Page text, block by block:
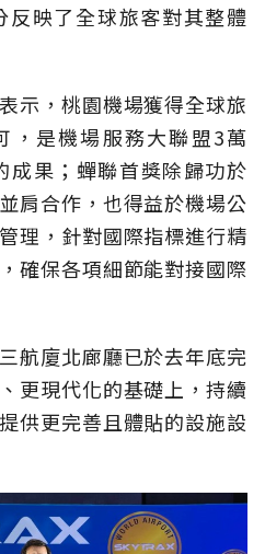
反映了全球旅客對其整體
示，桃園機場獲得全球旅
，是機場服務大聯盟3萬
成果；蟬聯首獎除歸功於
肩合作，也得益於機場公
理，針對國際指標進行精
確保各項細節能對接國際
航廈北廊廳已於去年底完
更現代化的基礎上，持續
供更完善且體貼的設施設